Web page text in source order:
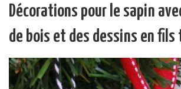
Décorations pour le sapin
de bois et des dessins en fils